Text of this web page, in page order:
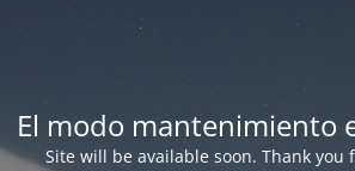
El modo mantenimiento
Site will be available soon. Thank you